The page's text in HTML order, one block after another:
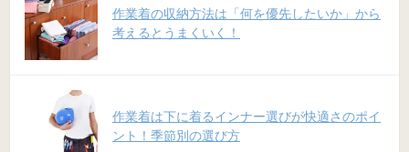
作業着の収納方法は「何を優先したいか」から
考えるとうまくいく！
作業着は下に着るインナー選びが快適さのポイ
ント！季節別の選び方